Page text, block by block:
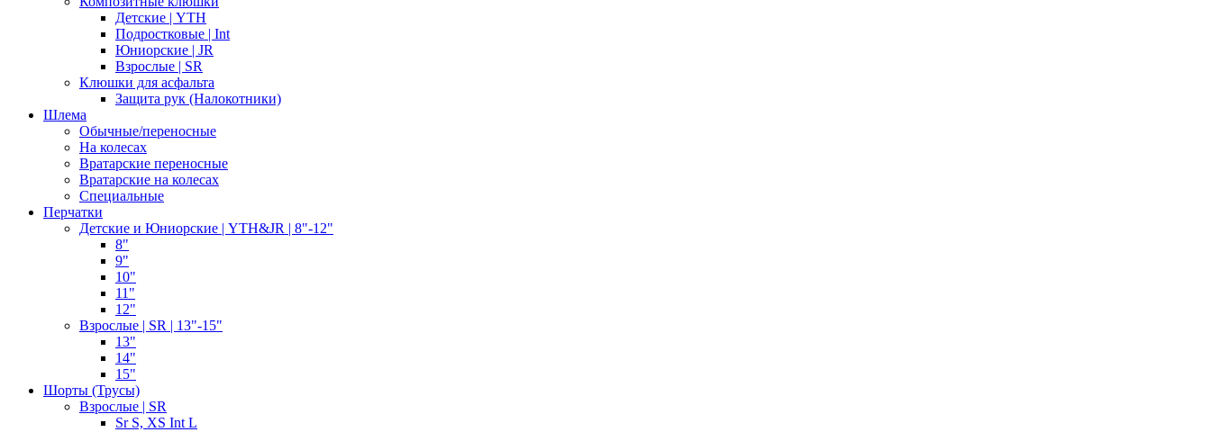
Детские | YTH
Подростковые | Int
Юниорские | JR
Взрослые | SR
Клюшки для асфальта
Защита рук (Налокотники)
Шлема
Обычные/переносные
На колесах
Вратарские переносные
Вратарские на колесах
Специальные
Перчатки
Детские и Юниорские | YTH&JR | 8"-12"
8"
9"
10"
11"
12"
Взрослые | SR | 13"-15"
13"
14"
15"
Шорты (Трусы)
Взрослые | SR
Sr S, XS Int L